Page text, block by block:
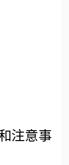
注意事